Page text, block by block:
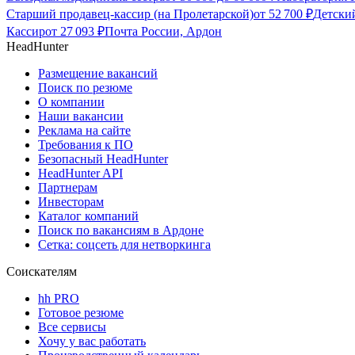
Старший продавец-кассир (на Пролетарской)от 52 700 ₽
Кассирот 27 093 ₽Почта России, Ардон
HeadHunter
Размещение вакансий
Поиск по резюме
О компании
Наши вакансии
Реклама на сайте
Требования к ПО
Безопасный HeadHunter
HeadHunter API
Партнерам
Инвесторам
Каталог компаний
Поиск по вакансиям в Ардоне
Сетка: соцсеть для нетворкинга
Соискателям
hh PRO
Готовое резюме
Все сервисы
Хочу у вас работать